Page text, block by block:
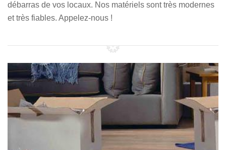
débarras de vos locaux. Nos matériels sont très modernes
et très fiables. Appelez-nous !